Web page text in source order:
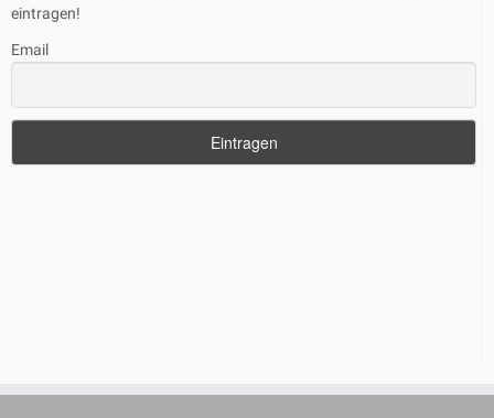
eintragen!
Email